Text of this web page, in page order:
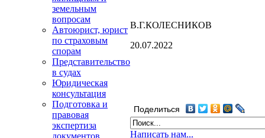
земельным
вопросам
Автоюрист, юрист
по страховым
спорам
Представительство
в судах
Юридическая
консультация
Подготовка и
правовая
экспертиза
документов
В.Г.КОЛЕСНИКОВ
20.07.2022
Поделиться
Написать нам...